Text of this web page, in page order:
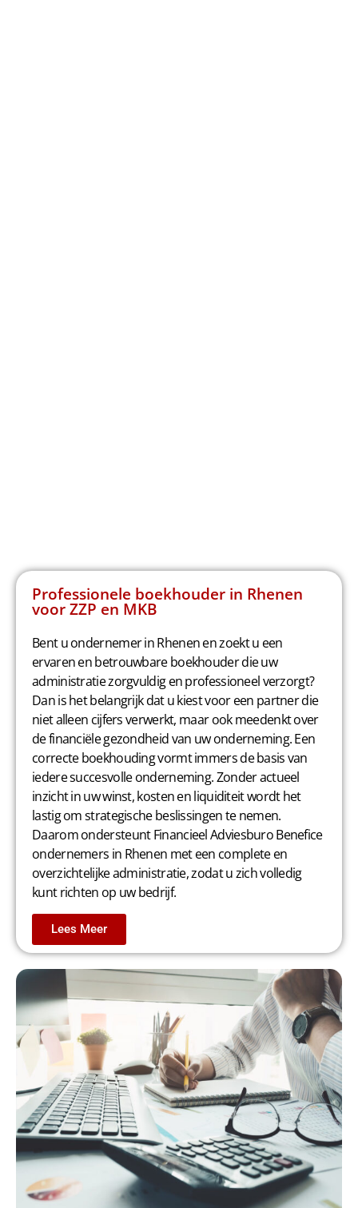
Professionele boekhouder in Rhenen
voor ZZP en MKB
Bent u ondernemer in Rhenen en zoekt u een
ervaren en betrouwbare boekhouder die uw
administratie zorgvuldig en professioneel verzorgt?
Dan is het belangrijk dat u kiest voor een partner die
niet alleen cijfers verwerkt, maar ook meedenkt over
de financiële gezondheid van uw onderneming. Een
correcte boekhouding vormt immers de basis van
iedere succesvolle onderneming. Zonder actueel
inzicht in uw winst, kosten en liquiditeit wordt het
lastig om strategische beslissingen te nemen.
Daarom ondersteunt Financieel Adviesburo Benefice
ondernemers in Rhenen met een complete en
overzichtelijke administratie, zodat u zich volledig
kunt richten op uw bedrijf.
Lees Meer